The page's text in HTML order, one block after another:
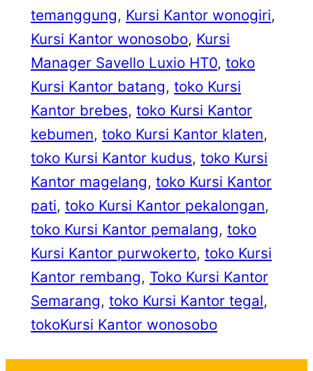
temanggung, Kursi Kantor wonogiri
Kursi Kantor wonosobo, Kursi
Manager Savello Luxio HT0, toko
Kursi Kantor batang, toko Kursi
Kantor brebes, toko Kursi Kantor
kebumen, toko Kursi Kantor klaten
toko Kursi Kantor kudus, toko Kursi
Kantor magelang, toko Kursi Kantor
pati, toko Kursi Kantor pekalongan
toko Kursi Kantor pemalang, toko
Kursi Kantor purwokerto, toko Kursi
Kantor rembang, Toko Kursi Kantor
Semarang, toko Kursi Kantor tegal
tokoKursi Kantor wonosobo